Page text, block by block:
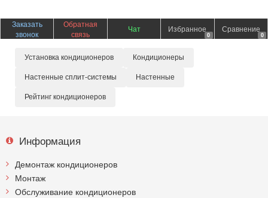
Заказать
звонок
Обратная
связь
Чат Избранное
0
Сравнение
0
Установка кондиционеров Кондиционеры
Настенные сплит-системы Настенные
Рейтинг кондиционеров
Информация
Демонтаж кондиционеров
Монтаж
Обслуживание кондиционеров